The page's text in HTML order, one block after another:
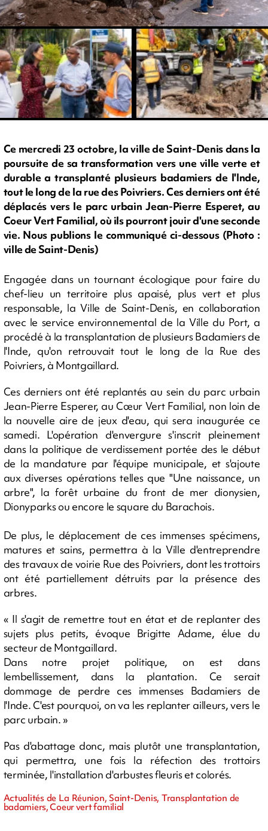
Ce mercredi 23 octobre, la ville de Saint-Denis dans la
poursuite de sa transformation vers une ville verte et
durable a transplanté plusieurs badamiers de l'Inde,
tout le long de la rue des Poivriers. Ces derniers ont été
déplacés vers le parc urbain Jean-Pierre Esperet, au
Coeur Vert Familial, où ils pourront jouir d'une seconde
vie. Nous publions le communiqué ci-dessous (Photo :
ville de Saint-Denis)
Engagée dans un tournant écologique pour faire du
chef-lieu un territoire plus apaisé, plus vert et plus
responsable, la Ville de Saint-Denis, en collaboration
avec le service environnemental de la Ville du Port, a
procédé à la transplantation de plusieurs Badamiers de
l'Inde, qu'on retrouvait tout le long de la Rue des
Poivriers, à Montgaillard.
Ces derniers ont été replantés au sein du parc urbain
Jean-Pierre Esperer, au Cœur Vert Familial, non loin de
la nouvelle aire de jeux d'eau, qui sera inaugurée ce
samedi. L'opération d'envergure s'inscrit pleinement
dans la politique de verdissement portée des le début
de la mandature par l'équipe municipale, et s'ajoute
aux diverses opérations telles que "Une naissance, un
arbre", la forêt urbaine du front de mer dionysien,
Dionyparks ou encore le square du Barachois.
De plus, le déplacement de ces immenses spécimens,
matures et sains, permettra à la Ville d'entreprendre
des travaux de voirie Rue des Poivriers, dont les trottoirs
ont été partiellement détruits par la présence des
arbres.
« Il s'agit de remettre tout en état et de replanter des
sujets plus petits, évoque Brigitte Adame, élue du
secteur de Montgaillard.
Dans notre projet politique, on est dans
lembellissement, dans la plantation. Ce serait
dommage de perdre ces immenses Badamiers de
l'Inde. C'est pourquoi, on va les replanter ailleurs, vers le
parc urbain. »
Pas d'abattage donc, mais plutôt une transplantation,
qui permettra, une fois la réfection des trottoirs
terminée, l'installation d'arbustes fleuris et colorés.
Actualités de La Réunion, Saint-Denis, Transplantation de
badamiers, Coeur vert familial